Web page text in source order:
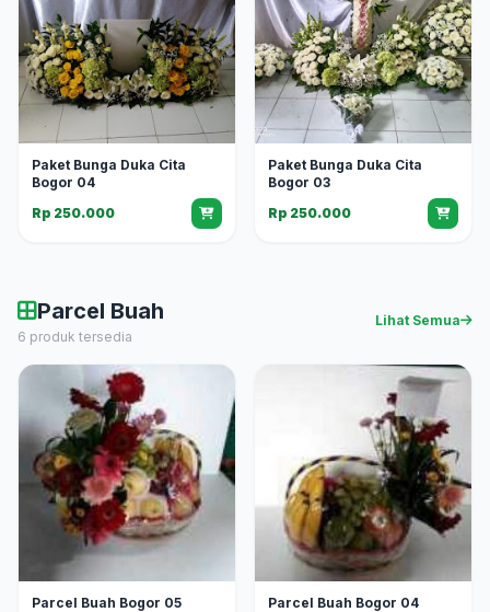
Paket Bunga Duka Cita
Bogor 04
Rp 250.000
Paket Bunga Duka Cita
Bogor 03
Rp 250.000
Parcel Buah
6 produk tersedia
Lihat Semua
Parcel Buah Bogor 05
Parcel Buah Bogor 04